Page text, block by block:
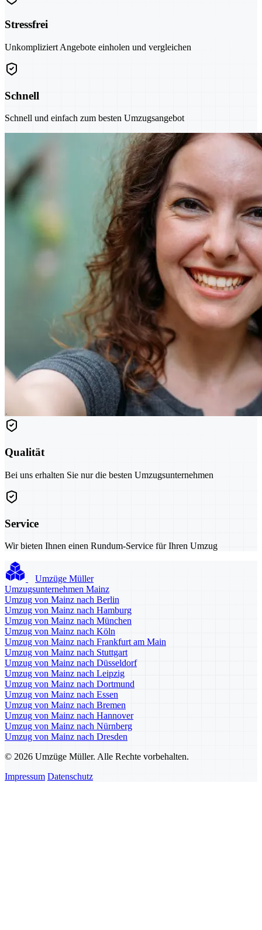
Stressfrei
Unkompliziert Angebote einholen und vergleichen
Schnell
Schnell und einfach zum besten Umzugsangebot
Qualität
Bei uns erhalten Sie nur die besten Umzugsunternehmen
Service
Wir bieten Ihnen einen Rundum-Service für Ihren Umzug
Umzüge Müller
Umzugsunternehmen Mainz
Umzug von Mainz nach Berlin
Umzug von Mainz nach Hamburg
Umzug von Mainz nach München
Umzug von Mainz nach Köln
Umzug von Mainz nach Frankfurt am Main
Umzug von Mainz nach Stuttgart
Umzug von Mainz nach Düsseldorf
Umzug von Mainz nach Leipzig
Umzug von Mainz nach Dortmund
Umzug von Mainz nach Essen
Umzug von Mainz nach Bremen
Umzug von Mainz nach Hannover
Umzug von Mainz nach Nürnberg
Umzug von Mainz nach Dresden
© 2026 Umzüge Müller. Alle Rechte vorbehalten.
Impressum Datenschutz